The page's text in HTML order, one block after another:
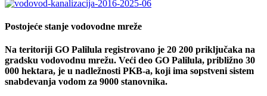
Postojeće stanje vodovodne mreže
Na teritoriji GO Palilula registrovano je 20 200 priključaka na
gradsku vodovodnu mrežu. Veći deo GO Palilula, približno 30
000 hektara, je u nadležnosti PKB-a, koji ima sopstveni sistem
snabdevanja vodom za 9000 stanovnika.